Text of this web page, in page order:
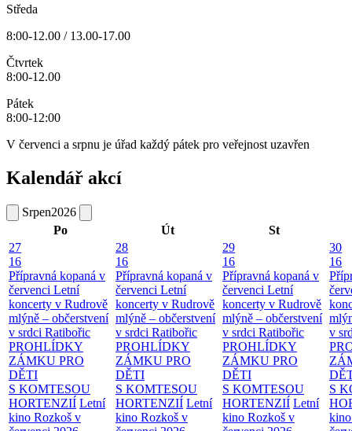
Středa
8:00-12.00 / 13.00-17.00
Čtvrtek
8:00-12.00
Pátek
8:00-12:00
V červenci a srpnu je úřad každý pátek pro veřejnost uzavřen
Kalendář akcí
Srpen2026
Po
Út
St
27
16
Přípravná kopaná v
červenci Letní
koncerty v Rudrově
mlýně – občerstvení
v srdci Ratibořic
PROHLÍDKY
ZÁMKU PRO
DĚTI
S KOMTESOU
HORTENZIÍ Letní
kino Rozkoš v
28
16
Přípravná kopaná v
červenci Letní
koncerty v Rudrově
mlýně – občerstvení
v srdci Ratibořic
PROHLÍDKY
ZÁMKU PRO
DĚTI
S KOMTESOU
HORTENZIÍ Letní
kino Rozkoš v
29
16
Přípravná kopaná v
červenci Letní
koncerty v Rudrově
mlýně – občerstvení
v srdci Ratibořic
PROHLÍDKY
ZÁMKU PRO
DĚTI
S KOMTESOU
HORTENZIÍ Letní
kino Rozkoš v
30
16
v
S